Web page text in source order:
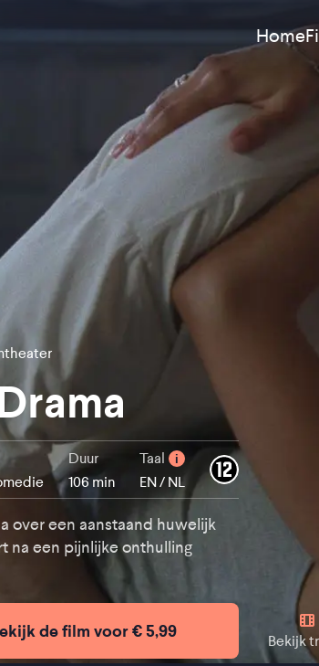
Home
Duur
106 min
Taal i
EN / NL
over een aanstaand huwelijk
na een pijnlijke onthulling
de film voor € 5,99
Bekijk